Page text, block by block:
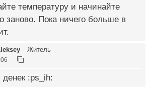
температуру и начинайте
заново. Пока ничего больше в
Житель
:ps_ih: